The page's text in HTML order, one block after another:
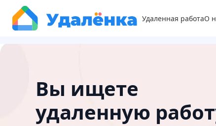
Удаленная работаО
Вы ищете
удаленную